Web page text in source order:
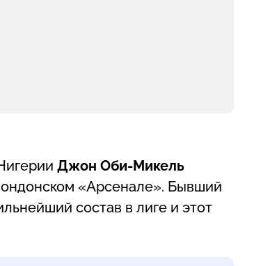
Джон Оби-Микель
«Арсенале». Бывший
состав в лиге и этот